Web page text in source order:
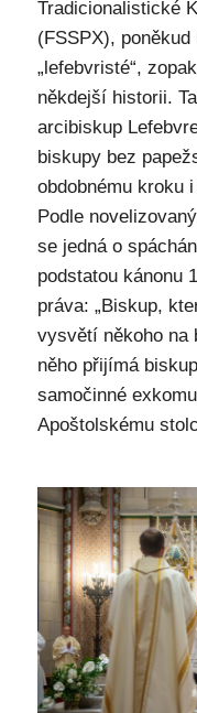
Tradicionalistické
(FSSPX),
„lefebvristé“,
někdejší historii.
arcibiskup
biskupy bez
obdobnému kroku
Podle
se jedná o
podstatou kánonu
práva: „Biskup,
vysvětí někoho na
něho přijímá
samočinné
Apoštolskému